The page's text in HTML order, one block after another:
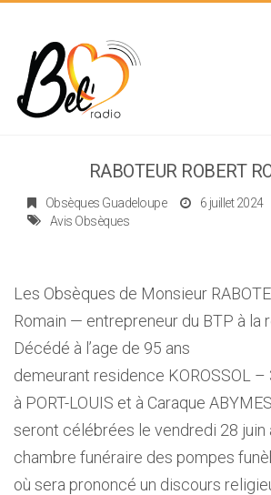
RABOTEUR ROBERT
Obsèques Guadeloupe
6 juillet 2024
Avis Obsèques
Les Obsèques de Monsieur
Romain — entrepreneur du BTP à la
Décédé à l’age de 95 ans
demeurant residence KOROSSOL
à PORT-LOUIS et à Caraque ABYMES
seront célébrées le vendredi 28 juin
chambre funéraire des pompes
où sera prononcé un discours